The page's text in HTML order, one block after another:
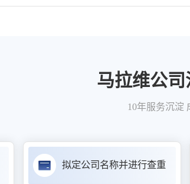
马拉维公
10年服务沉淀
拟定公司名称并进行查重